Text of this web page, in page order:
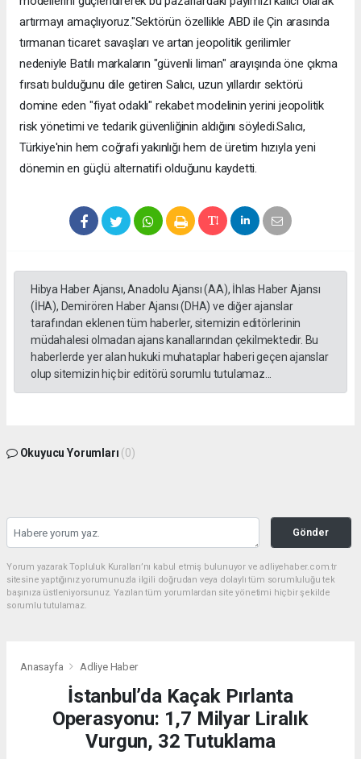
artırmayı amaçlıyoruz."Sektörün özellikle ABD ile Çin arasında
tırmanan ticaret savaşları ve artan jeopolitik gerilimler
nedeniyle Batılı markaların "güvenli liman" arayışında öne çıkma
fırsatı bulduğunu dile getiren Salıcı, uzun yıllardır sektörü
domine eden "fiyat odaklı" rekabet modelinin yerini jeopolitik
risk yönetimi ve tedarik güvenliğinin aldığını söyledi.Salıcı,
Türkiye'nin hem coğrafi yakınlığı hem de üretim hızıyla yeni
dönemin en güçlü alternatifi olduğunu kaydetti.
Hibya Haber Ajansı, Anadolu Ajansı (AA), İhlas Haber Ajansı
(İHA), Demirören Haber Ajansı (DHA) ve diğer ajanslar
tarafından eklenen tüm haberler, sitemizin editörlerinin
müdahalesi olmadan ajans kanallarından çekilmektedir. Bu
haberlerde yer alan hukuki muhataplar haberi geçen ajanslar
olup sitemizin hiç bir editörü sorumlu tutulamaz...
Okuyucu Yorumları (0)
Gönder
Yorum yazarak Topluluk Kuralları’nı kabul etmiş bulunuyor ve adliyehaber.com.tr
sitesine yaptığınız yorumunuzla ilgili doğrudan veya dolaylı tüm sorumluluğu tek
başınıza üstleniyorsunuz. Yazılan tüm yorumlardan site yönetimi hiçbir şekilde
sorumlu tutulamaz.
Anasayfa Adliye Haber
İstanbul’da Kaçak Pırlanta
Operasyonu: 1,7 Milyar Liralık
Vurgun, 32 Tutuklama